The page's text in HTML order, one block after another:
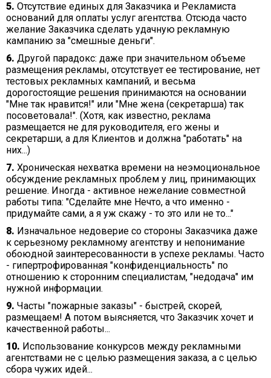
5. Отсутствие единых для Заказчика и Рекламиста
оснований для оплаты услуг агентства. Отсюда часто
желание Заказчика сделать удачную рекламную
кампанию за "смешные деньги".
6. Другой парадокс: даже при значительном объеме
размещения рекламы, отсутствует ее тестирование, нет
тестовых рекламных кампаний, и весьма
дорогостоящие решения принимаются на основании
"Мне так нравится!" или "Мне жена (секретарша) так
посоветовала!". (Хотя, как известно, реклама
размещается не для руководителя, его жены и
секретарши, а для Клиентов и должна "работать" на
них...)
7. Хроническая нехватка времени на неэмоциональное
обсуждение рекламных проблем у лиц, принимающих
решение. Иногда - активное нежелание совместной
работы типа: "Сделайте мне Нечто, а что именно -
придумайте сами, а я уж скажу - то это или не то..."
8. Изначальное недоверие со стороны Заказчика даже
к серьезному рекламному агентству и непонимание
обоюдной заинтересованности в успехе рекламы. Часто
- гипертрофированная "конфиденциальность" по
отношению к сторонним специалистам, "недодача" им
нужной информации.
9. Часты "пожарные заказы" - быстрей, скорей,
размещаем! А потом выясняется, что Заказчик хочет и
качественной работы...
10. Использование конкурсов между рекламными
агентствами не с целью размещения заказа, а с целью
сбора чужих идей...